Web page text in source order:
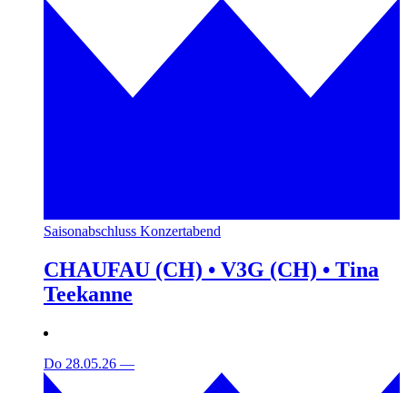
Saisonabschluss Konzertabend
CHAUFAU (CH) • V3G (CH) • Tina
Teekanne
Do 28.05.26 —